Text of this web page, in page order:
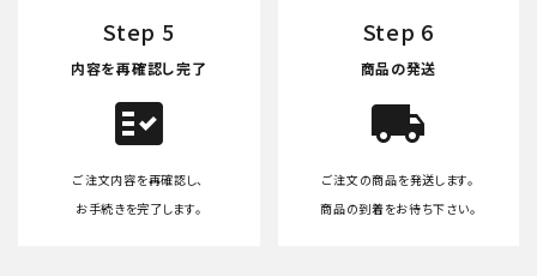
Step 5
内容を再確認し完了
fact_check
ご注文内容を再確認し、
お手続きを完了します。
Step 6
商品の発送
local_shipping
ご注文の商品を発送します。
商品の到着をお待ち下さい。